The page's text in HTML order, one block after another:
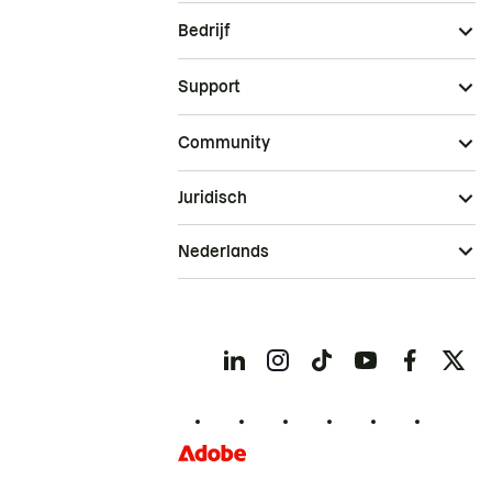
Bedrijf
Support
Community
Juridisch
Nederlands